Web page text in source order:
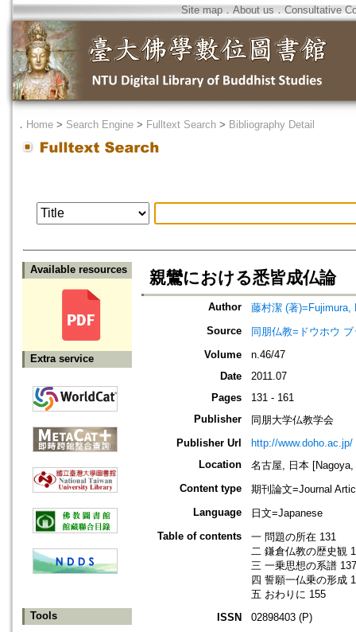
Site map．About us ． Consultative
． Home > Search Engine > Fulltext Search > Bibliography Detail
Available resources
Extra service
Tools
親鸞における悉皆成仏論
Author
藤村潔 (著)=Fujimura,
Source
同朋仏教=ドウホウ
Volume
n.46/47
Date
2011.07
Pages
131 - 161
Publisher
同朋大学仏教学会
Publisher Url
http://www.doho.ac.jp/
Location
名古屋, 日本
Content type
期刊論文=Journal
Language
日文=Japanese
Table of contents
一 問題の所在 131
二 鎌倉仏教の歴史観
三 一乗思想の系譜 137
四 誓願一仏乗の形成
五 おわりに 155
ISSN
02898403 (P)